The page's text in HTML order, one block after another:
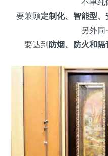
要兼顾定制化、智能型
另外同
要达到防烟、防火和隔